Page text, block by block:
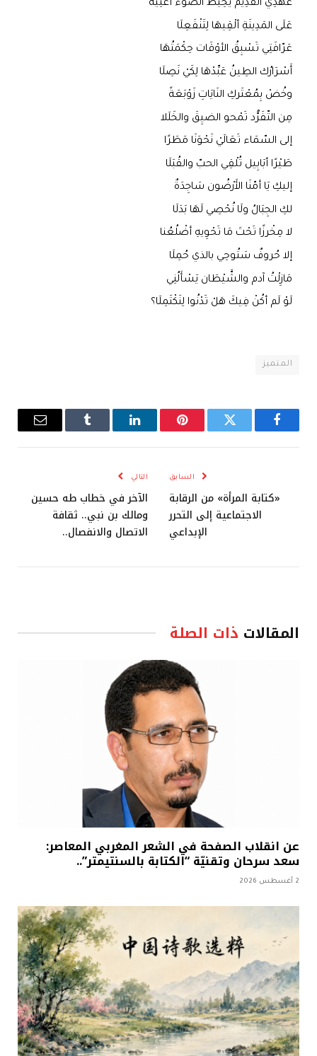
عَهْدِي القَدِيمُ يخِيطُ الضَوْءَ أغْنِيَةً
عَلَى المَدِينَةِ ألْقِيهَا لِتَنْفَعِلَا
عَرّافَتِي تَسْبِقُ الأوْقَات حِكْمَتُهَا
أَسْرَارُك الطِينُ عَبِّدْهَا لِكَيْ نَصِلَا
وخُضْ بِمُعْتَركِ النَايَاتِ زَوْبَعَةً
مِن التّفَرُّد تَمْحو الضيِقَ والخَلَلا
إلى السّمَاء تَعَالَيْ نَحْوَنَا مَطَرًا
طَيْرًا أبَابِيل تُلْقِي الحبّ والقُبَلَا
إليكِ يَا أمّنَا الأَرْضُون سَاجِدَةٌ
لكِ الجِبَالُ ولَا نُحْصِي لَهَا بَدَلَا
لا مِخْرزًا تَحْتَ مَا تَحْوِيهِ أضْلُعُنا
إلا حُروفٌ سَتُوحِي بالذي حُمِلَا
مَازِلْتُ آدم والشَّيْطَان يَسْأَلُنِي
لَوْ لَم أكُنْ فِيكَ هَلْ تَدْنُوا لِنَكْتَمِلَا؟
المتميز
فيسبوك تويتر بينتيريستلينكدإن Tumblr
البريد
السابق
«كتابة المرأة» من الرقابة
الاجتماعية إلى التحرر
الإبداعي
التالي
الآخر في خطاب طه حسين
ومالك بن نبي.. ثقافة
الاتصال والانفصال..
المقالات ذات الصلة
عن انقلاب الصفحة في الشعر المغربي المعاصر:
سعد سرحان وتقنيّة “الكتابة بالسنتيمتر”..
2 أغسطس 2026